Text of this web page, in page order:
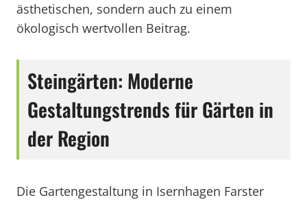
ästhetischen, sondern auch zu einem
ökologisch wertvollen Beitrag.
Steingärten: Moderne
Gestaltungstrends für Gärten in
der Region
Die Gartengestaltung in Isernhagen Farster